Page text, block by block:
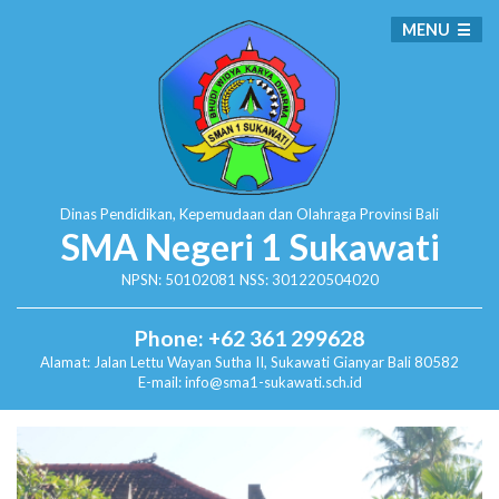
Dinas Pendidikan, Kepemudaan dan Olahraga Provinsi Bali
SMA Negeri 1 Sukawati
NPSN: 50102081 NSS: 301220504020
Phone: +62 361 299628
Alamat: Jalan Lettu Wayan Sutha II, SukawatiGianyar Bali 80582
E-mail: info@sma1-sukawati.sch.id
MENU